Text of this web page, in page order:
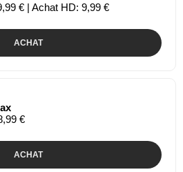
€ | Achat HD: 9,99 €
ACHAT
€
ACHAT